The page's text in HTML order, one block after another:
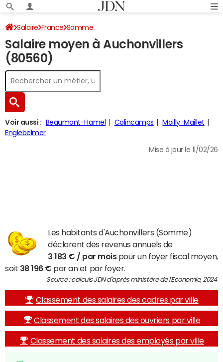
Salaire France Somme
Salaire moyen à Auchonvillers
(80560)
Voir aussi : Beaumont-Hamel Colincamps
Mailly-Maillet
Englebelmer
Mise à jour le 11/02/26
Les habitants d'Auchonvillers (Somme)
déclarent des revenus annuels de
3 183 € / par moispour un foyer fiscal moyen,
soit 38 196 € par an et par foyer.
Source : calculs JDN d'après ministère de l'Economie, 2024
Classement des salaires des cadres par ville
Classement des salaires des ouvriers par ville
Classement des salaires des employés par ville